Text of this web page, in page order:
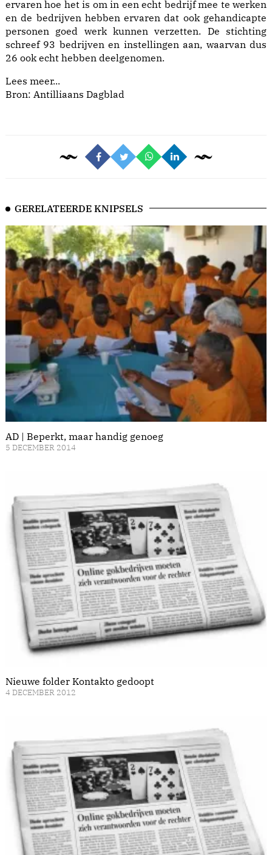
ervaren hoe het is om in een echt bedrijf mee te werken
en de bedrijven hebben ervaren dat ook gehandicapte
personen goed werk kunnen verzetten. De stichting
schreef 93 bedrijven en instellingen aan, waarvan dus
26 ook echt hebben deelgenomen.
Lees meer...
Bron: Antilliaans Dagblad
GERELATEERDE KNIPSELS
AD | Beperkt, maar handig genoeg
5 DECEMBER 2014
Nieuwe folder Kontakto gedoopt
4 DECEMBER 2012